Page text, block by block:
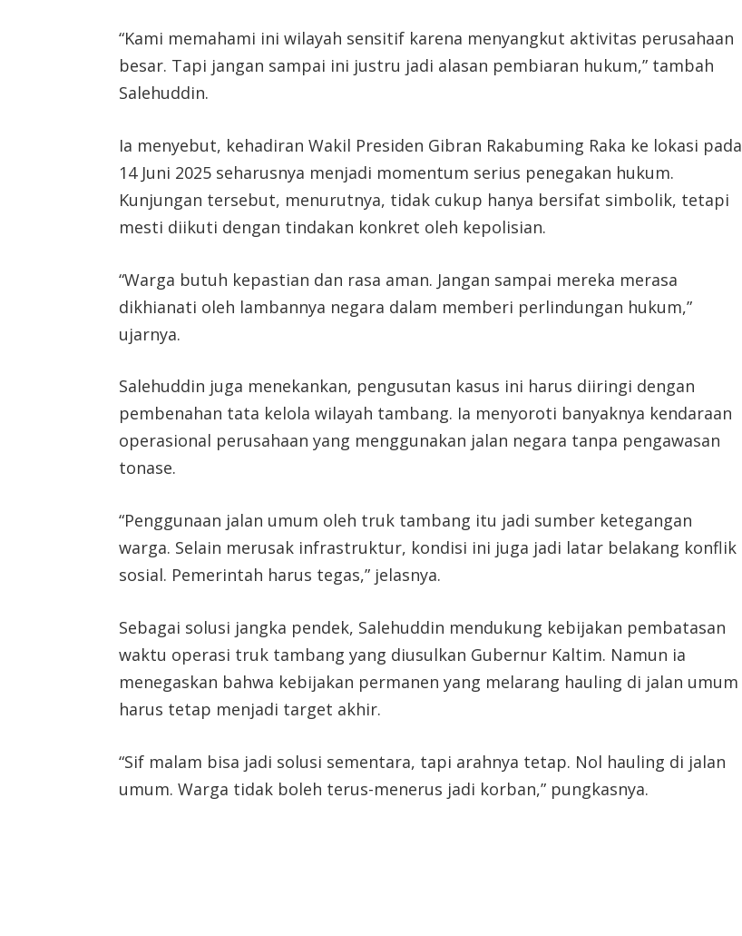
“Kami memahami ini wilayah sensitif karena menyangkut aktivitas perusahaan
besar. Tapi jangan sampai ini justru jadi alasan pembiaran hukum,” tambah
Salehuddin.
Ia menyebut, kehadiran Wakil Presiden Gibran Rakabuming Raka ke lokasi pada
14 Juni 2025 seharusnya menjadi momentum serius penegakan hukum.
Kunjungan tersebut, menurutnya, tidak cukup hanya bersifat simbolik, tetapi
mesti diikuti dengan tindakan konkret oleh kepolisian.
“Warga butuh kepastian dan rasa aman. Jangan sampai mereka merasa
dikhianati oleh lambannya negara dalam memberi perlindungan hukum,”
ujarnya.
Salehuddin juga menekankan, pengusutan kasus ini harus diiringi dengan
pembenahan tata kelola wilayah tambang. Ia menyoroti banyaknya kendaraan
operasional perusahaan yang menggunakan jalan negara tanpa pengawasan
tonase.
“Penggunaan jalan umum oleh truk tambang itu jadi sumber ketegangan
warga. Selain merusak infrastruktur, kondisi ini juga jadi latar belakang konflik
sosial. Pemerintah harus tegas,” jelasnya.
Sebagai solusi jangka pendek, Salehuddin mendukung kebijakan pembatasan
waktu operasi truk tambang yang diusulkan Gubernur Kaltim. Namun ia
menegaskan bahwa kebijakan permanen yang melarang hauling di jalan umum
harus tetap menjadi target akhir.
“Sif malam bisa jadi solusi sementara, tapi arahnya tetap. Nol hauling di jalan
umum. Warga tidak boleh terus-menerus jadi korban,” pungkasnya.